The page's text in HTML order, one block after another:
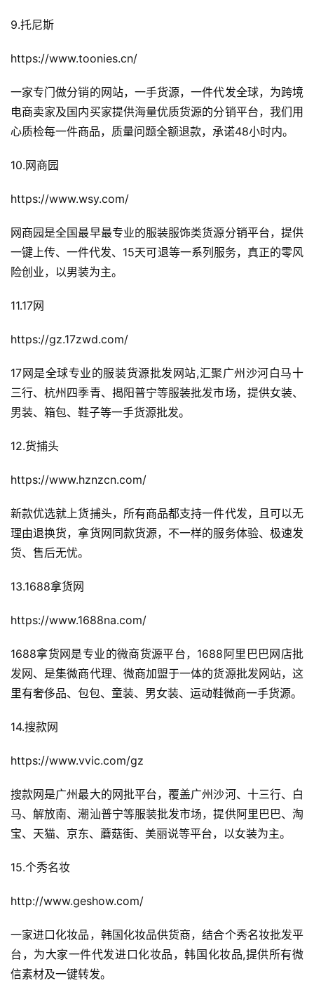
首
页
9.托尼斯
https://www.toonies.cn/
一家专门做分销的网站，一手货源，一件代发全球，为跨境
电商卖家及国内买家提供海量优质货源的分销平台，我们用
心质检每一件商品，质量问题全额退款，承诺48小时内。
10.网商园
https://www.wsy.com/
网商园是全国最早最专业的服装服饰类货源分销平台，提供
一键上传、一件代发、15天可退等一系列服务，真正的零风
险创业，以男装为主。
11.17网
https://gz.17zwd.com/
17网是全球专业的服装货源批发网站,汇聚广州沙河白马十
三行、杭州四季青、揭阳普宁等服装批发市场，提供女装、
男装、箱包、鞋子等一手货源批发。
12.货捕头
https://www.hznzcn.com/
新款优选就上货捕头，所有商品都支持一件代发，且可以无
理由退换货，拿货网同款货源，不一样的服务体验、极速发
货、售后无忧。
13.1688拿货网
https://www.1688na.com/
1688拿货网是专业的微商货源平台，1688阿里巴巴网店批
发网、是集微商代理、微商加盟于一体的货源批发网站，这
里有奢侈品、包包、童装、男女装、运动鞋微商一手货源。
14.搜款网
https://www.vvic.com/gz
搜款网是广州最大的网批平台，覆盖广州沙河、十三行、白
马、解放南、潮汕普宁等服装批发市场，提供阿里巴巴、淘
宝、天猫、京东、蘑菇街、美丽说等平台，以女装为主。
15.个秀名妆
http://www.geshow.com/
一家进口化妆品，韩国化妆品供货商，结合个秀名妆批发平
台，为大家一件代发进口化妆品，韩国化妆品,提供所有微
信素材及一键转发。